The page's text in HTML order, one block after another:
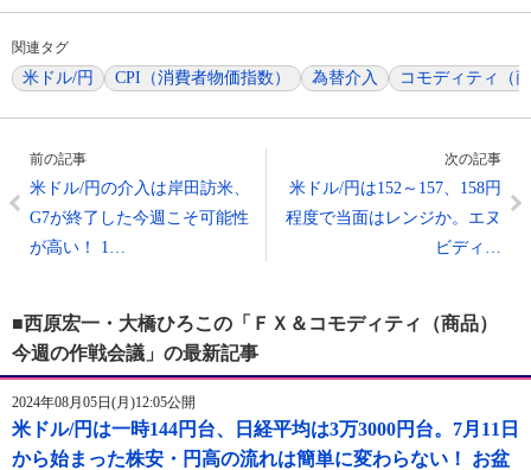
関連タグ
米ドル/円 CPI（消費者物価指数） 為替介入 コモディティ（
前の記事
米ドル/円の介入は岸田訪米、
G7が終了した今週こそ可能性
が高い！ 1…
次の記事
米ドル/円は152～157、158円
程度で当面はレンジか。エヌ
ビディ…
■西原宏一・大橋ひろこの「ＦＸ＆コモディティ（商品）
今週の作戦会議」の最新記事
2024年08月05日(月)12:05公開
米ドル/円は一時144円台、日経平均は3万3000円台。7月11日
から始まった株安・円高の流れは簡単に変わらない！ お盆